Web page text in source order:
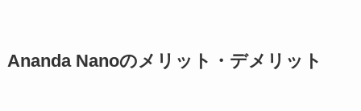
Ananda Nanoのメリット・デメリット